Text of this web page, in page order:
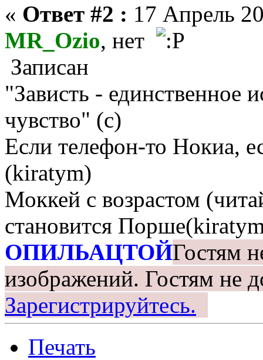
« Ответ #2 : 17 Апрель
MR_Ozio, нет
Записан
"Зависть - единственное
чувство" (с)
Если телефон-то Нокиа,
(kiratym)
Моккей с возрастом
становится
ОПИЛЬАЦТОЙГостям
изображений. Гостям не
Зарегистрируйтесь.
Печать